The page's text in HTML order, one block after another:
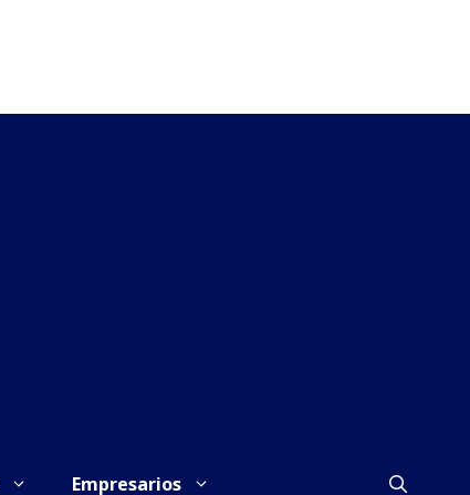
Empresarios